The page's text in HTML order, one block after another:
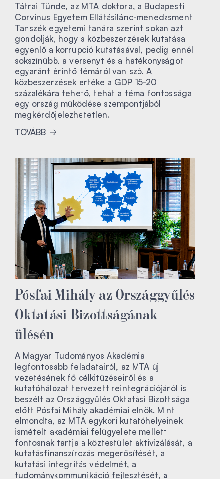
Tátrai Tünde, az MTA doktora, a Budapesti
Corvinus Egyetem Ellátásilánc-menedzsment
Tanszék egyetemi tanára szerint sokan azt
gondolják, hogy a közbeszerzések kutatása
egyenlő a korrupció kutatásával, pedig ennél
sokszínűbb, a versenyt és a hatékonyságot
egyaránt érintő témáról van szó. A
közbeszerzések értéke a GDP 15-20
százalékára tehető, tehát a téma fontossága
egy ország működése szempontjából
megkérdőjelezhetetlen.
TOVÁBB
Pósfai Mihály az Országgyűlés
Oktatási Bizottságának
ülésén
A Magyar Tudományos Akadémia
legfontosabb feladatairól, az MTA új
vezetésének fő célkitűzéseiről és a
kutatóhálózat tervezett reintegrációjáról is
beszélt az Országgyűlés Oktatási Bizottsága
előtt Pósfai Mihály akadémiai elnök. Mint
elmondta, az MTA egykori kutatóhelyeinek
ismételt akadémiai felügyelete mellett
fontosnak tartja a köztestület aktivizálását, a
kutatásfinanszírozás megerősítését, a
kutatási integritás védelmét, a
tudománykommunikáció fejlesztését, a